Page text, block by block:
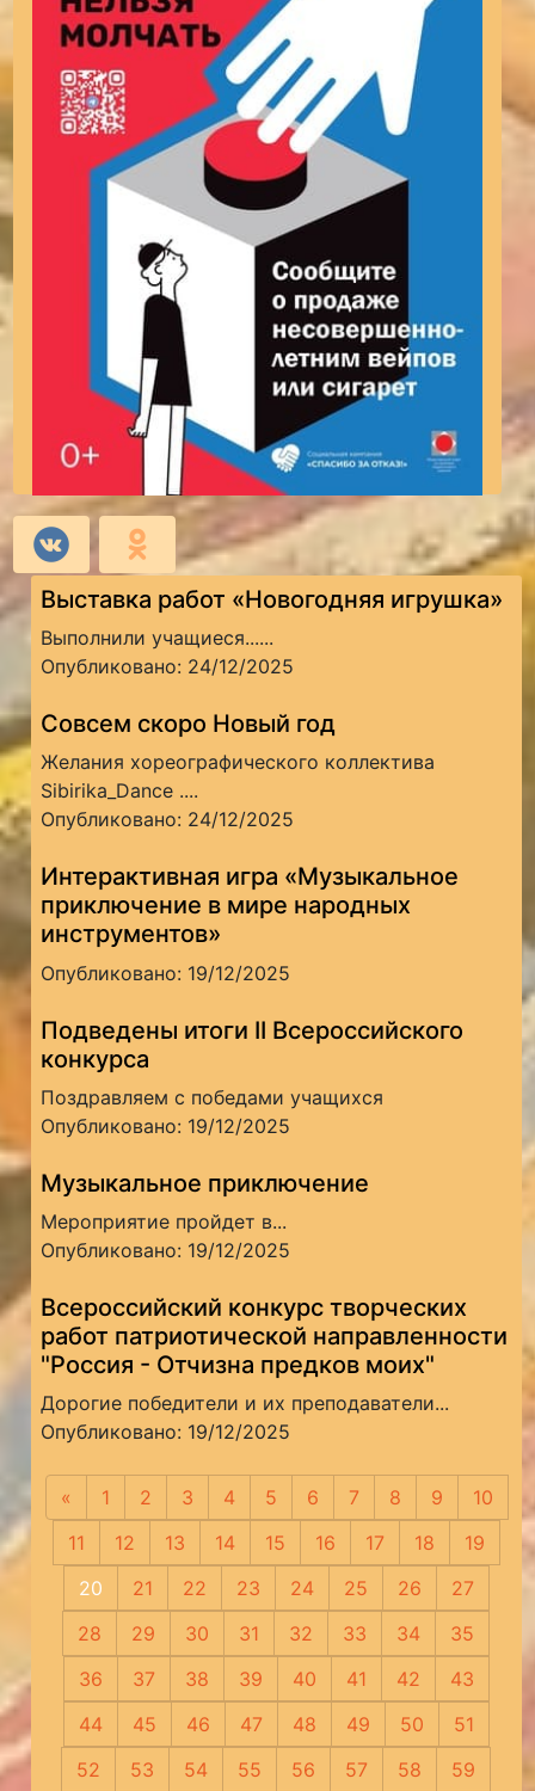
Выставка работ «Новогодняя игрушка»
Выполнили учащиеся......
Опубликовано: 24/12/2025
Совсем скоро Новый год
Желания хореографического коллектива
Sibirika_Dance ....
Опубликовано: 24/12/2025
Интерактивная игра «Музыкальное
приключение в мире народных
инструментов»
Опубликовано: 19/12/2025
Подведены итоги II Всероссийского
конкурса
Поздравляем с победами учащихся
Опубликовано: 19/12/2025
Музыкальное приключение
Мероприятие пройдет в...
Опубликовано: 19/12/2025
Всероссийский конкурс творческих
работ патриотической направленности
"Россия - Отчизна предков моих"
Дорогие победители и их преподаватели...
Опубликовано: 19/12/2025
« Предыдущая
1 2 3 4 5 6 7 8 9
10
11
12 13 14 15 16 17 18
19
20
21 22 23 24 25 26
27
28
29 30 31 32 33 34
35
36
37 38 39 40 41 42
43
44
45 46 47 48 49 50
51
52
53 54 55 56 57 58
59